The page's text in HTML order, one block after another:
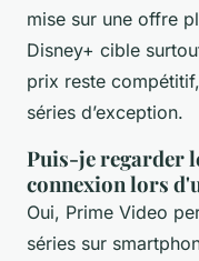
mise sur une offre
Disney+ cible
prix reste
séries d’exception.
Puis-je regarder
connexion lors
Oui, Prime Video
séries sur